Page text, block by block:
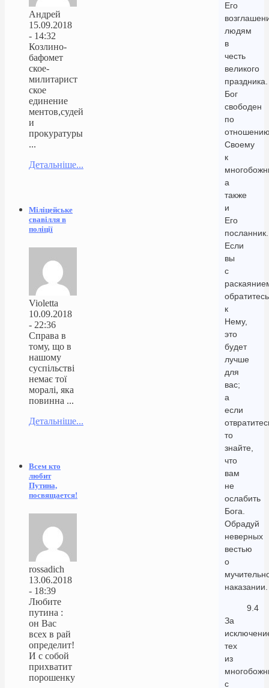
Его
людям
в
честь
великого
праздника.
Бог
свободен
по
Своему
к
а
также
и
Его
посланник.
Если
вы
с
обратитесь
к
Нему,
это
будет
лучше
для
вас;
а
если
то
знайте,
что
вам
не
ослабить
Бога.
Обрадуй
неверных
вестью
о
наказании.
9.4
За
тех
из
с
Андрей
15.09.2018
- 14:32
Козлино-
бафомет
ское-
милитарист
ское
единение
ментов,судей
и
прокуратуры
...
Детальніше...
Міліцейське
свавілля в
поліції
Violetta
10.09.2018
- 22:36
Справа в
тому, що в
нашому
суспільстві
немає тої
моралі, яка
повинна ...
Детальніше...
Всем кто
любит
Путина,
посвящается!
rossadich
13.06.2018
- 18:39
Любите
путина :
он Вас
всех в рай
определит!
И с собой
прихватит
порошенку